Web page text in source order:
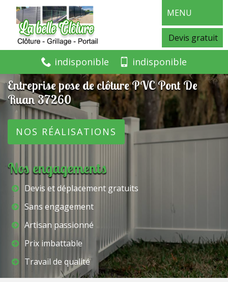
MENU
Devis gratuit
indisponible indisponible
Entreprise pose de clôture PVC Pont De
Ruan 37260
NOS RÉALISATIONS
Nos engagements
Devis et déplacement gratuits
Sans engagement
Artisan passionné
Prix imbattable
Travail de qualité